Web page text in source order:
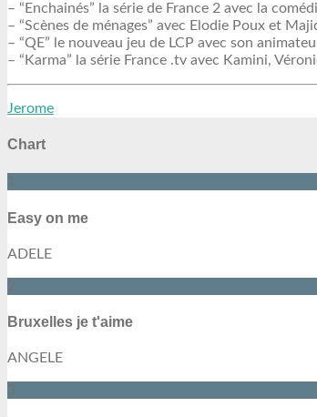
– “Enchainés” la série de France 2 avec la
– “Scènes de ménages” avec Elodie Poux et
– “QE” le nouveau jeu de LCP avec son
– “Karma” la série France .tv avec Kamini,
Jerome
Chart
1
Easy on me
ADELE
2
Bruxelles je t'aime
ANGELE
3